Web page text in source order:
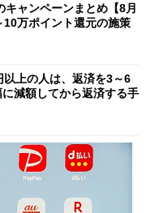
ャンペーンまとめ【8月
万ポイント還元の施策
以上の人は、返済を3～6
減額してから返済する手